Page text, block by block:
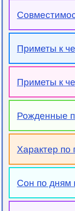
Приметы к
Приметы к
Рожденные
Характер по
Сон по дням